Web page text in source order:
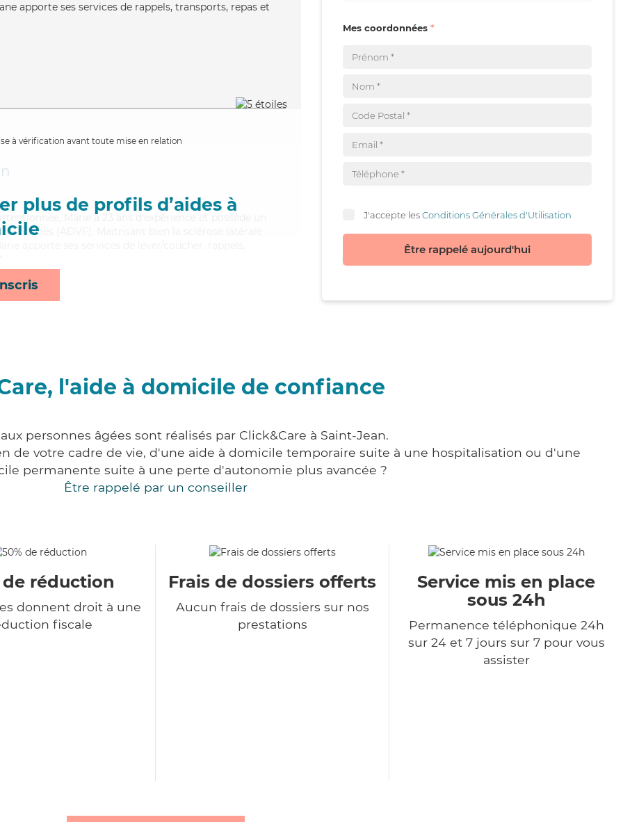
apporte ses services de rappels, transports, repas et
à vérification avant toute mise en relation
plus de profils d’aides à
Marie a 23 ans d'expérience et possède un
Familles (ADVF). Maitrisant bien la sclérose latérale
Mes coordonnées
J'accepte lesConditions Générales d'Utilisation
Être rappelé aujourd'hui
l'aide à domicile de confiance
personnes âgées sont réalisés par Click&Care à Saint-Jean.
de votre cadre de vie, d'une aide à domicile temporaire suite à une hospitalisation ou d'une
permanente suite à une perte d'autonomie plus avancée ?
Être rappelé par un conseiller
de réduction
donnent droit à une
fiscale
Frais de dossiers offerts
Aucun frais de dossiers sur nos
prestations
Service mis en place
sous 24h
Permanence téléphonique 24h
sur 24 et 7 jours sur 7 pour vous
assister